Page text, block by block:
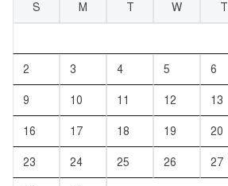
S
M T W T
2 3 4 5 6
9 10 11 12 13
16 17 18 19 20
23 24 25 26 27